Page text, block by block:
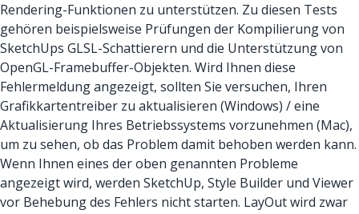
Rendering-Funktionen zu unterstützen. Zu diesen Tests
gehören beispielsweise Prüfungen der Kompilierung von
SketchUps GLSL-Schattierern und die Unterstützung von
OpenGL-Framebuffer-Objekten. Wird Ihnen diese
Fehlermeldung angezeigt, sollten Sie versuchen, Ihren
Grafikkartentreiber zu aktualisieren (Windows) / eine
Aktualisierung Ihres Betriebssystems vorzunehmen (Mac),
um zu sehen, ob das Problem damit behoben werden kann.
Wenn Ihnen eines der oben genannten Probleme
angezeigt wird, werden SketchUp, Style Builder und Viewer
vor Behebung des Fehlers nicht starten. LayOut wird zwar